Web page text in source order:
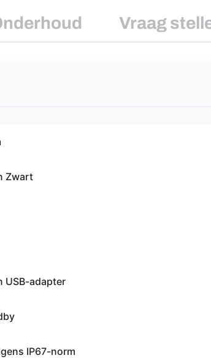
Vraag
Zwart
USB-adapter
IP67-norm